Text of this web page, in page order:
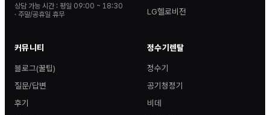
상담 가능 시간 : 평일 09:00 ~ 18:30
· 주말/공휴일 휴무
LG헬로비전
커뮤니티
블로그(꿀팁)
질문/답변
후기
정수기렌탈
정수기
공기청정기
비데